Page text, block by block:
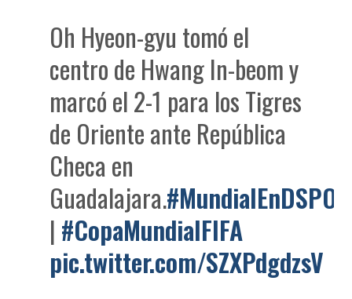
Oh Hyeon-gyu tomó el
centro de Hwang In-beom y
marcó el 2-1 para los Tigres
de Oriente ante República
Checa en
Guadalajara.
| #CopaMundialFIFA
pic.twitter.com/SZXPdgdzsV